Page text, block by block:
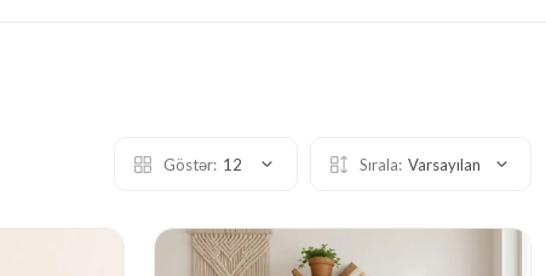
Göstər: 12 Sırala: Varsayılan